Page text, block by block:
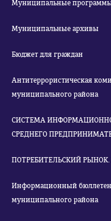
Муниципальные
Муниципальные архивы
Бюджет для граждан
Антитеррористическая
муниципального района
СИСТЕМА
СРЕДНЕГО
ПОТРЕБИТЕЛЬСКИЙ
Информационный
муниципального района